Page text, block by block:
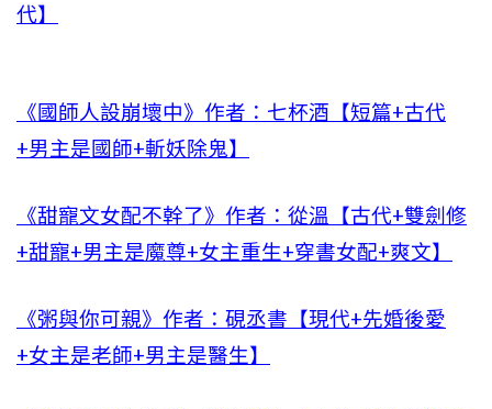
代】
《國師人設崩壞中》作者：七杯酒【短篇+古代
+男主是國師+斬妖除鬼】
《甜寵文女配不幹了》作者：從溫【古代+雙劍修
+甜寵+男主是魔尊+女主重生+穿書女配+爽文】
《粥與你可親》作者：硯丞書【現代+先婚後愛
+女主是老師+男主是醫生】